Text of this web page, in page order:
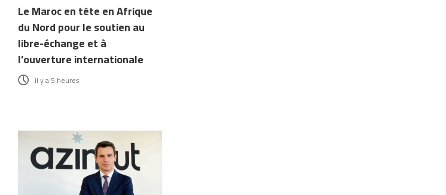
Le Maroc en tête en Afrique
du Nord pour le soutien au
libre-échange et à
l’ouverture internationale
il y a 5 heures